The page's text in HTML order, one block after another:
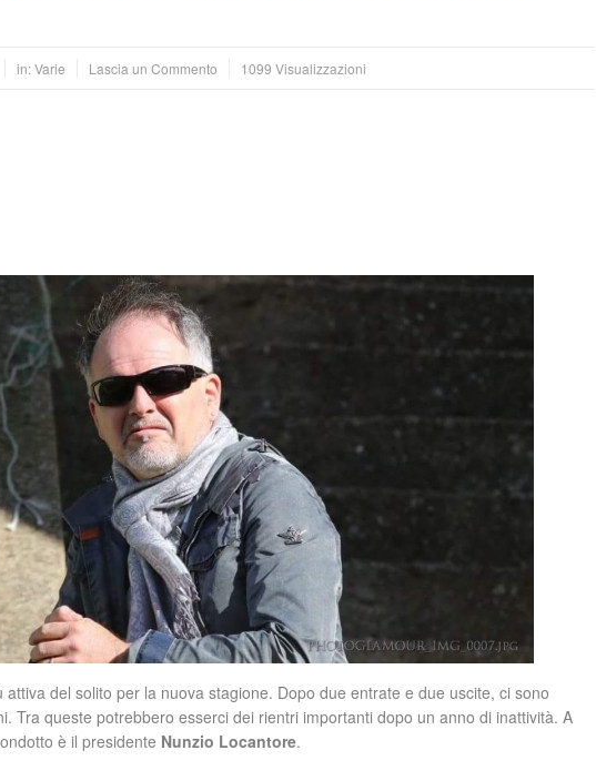
in:Varie Lascia un Commento 1099 Visualizzazioni
attiva del solito per la nuova stagione. Dopo due entrate e due uscite, ci sono
Tra queste potrebbero esserci dei rientri importanti dopo un anno di inattività. A
è il presidente Nunzio Locantore.